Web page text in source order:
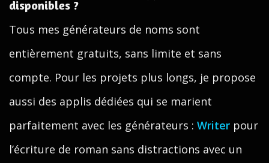
disponibles ?
Tous mes générateurs de noms sont
entièrement gratuits, sans limite et sans
compte. Pour les projets plus longs, je propose
aussi des applis dédiées qui se marient
parfaitement avec les générateurs : Writer pour
l’écriture de roman sans distractions avec un